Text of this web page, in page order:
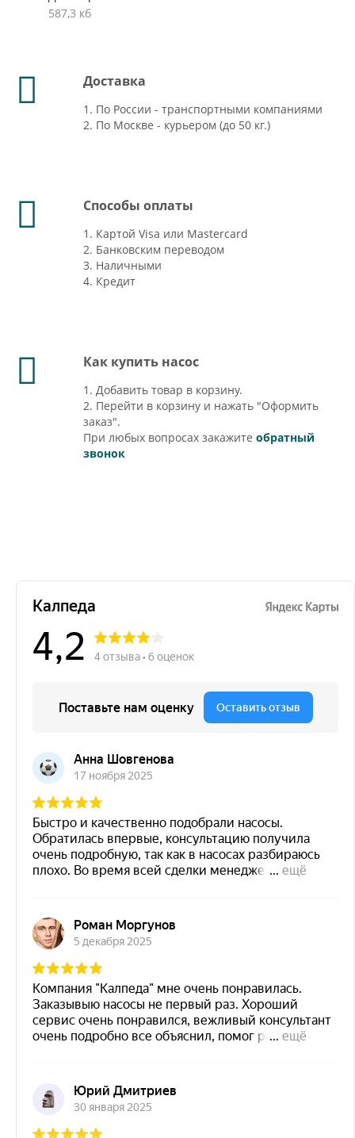
587,3 кб
Доставка
1. По России - транспортными компаниями
2. По Москве - курьером (до 50 кг.)
Способы оплаты
1. Картой Visa или Mastercard
2. Банковским переводом
3. Наличными
4. Кредит
Как купить насос
1. Добавить товар в корзину.
2. Перейти в корзину и нажать "Оформить
заказ".
При любых вопросах закажите обратный
звонок